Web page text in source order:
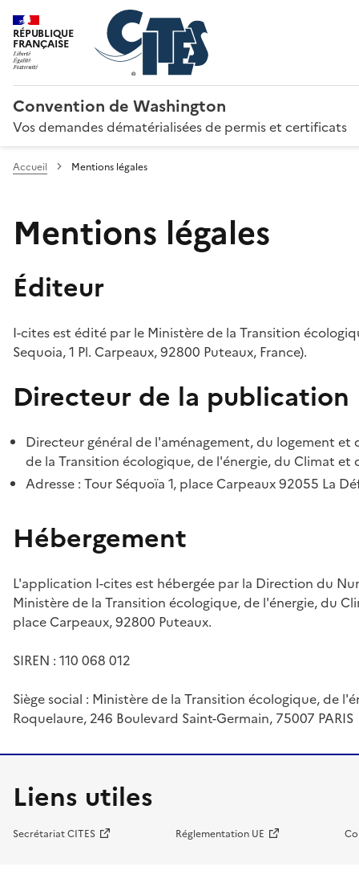
RÉPUBLIQUE
FRANÇAISE
Convention de Washington
Vos demandes dématérialisées de permis et certificats
Accueil Mentions légales
Mentions légales
Éditeur
I-cites est édité par le Ministère de la Transition
Sequoia, 1 Pl. Carpeaux, 92800 Puteaux, France).
Directeur de la publication
Directeur général de l'aménagement, du logement
de la Transition écologique, de l'énergie, du Climat et
Adresse : Tour Séquoïa 1, place Carpeaux 92055 La
Hébergement
L'application I-cites est hébergée par la Direction du
Ministère de la Transition écologique, de l'énergie, du
place Carpeaux, 92800 Puteaux.
SIREN : 110 068 012
Siège social : Ministère de la Transition écologique, de
Roquelaure, 246 Boulevard Saint-Germain, 75007 PARIS
Liens utiles
Secrétariat CITES Réglementation UE